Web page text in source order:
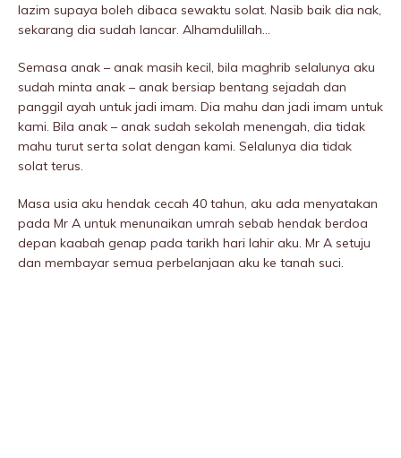
lazim supaya boleh dibaca sewaktu solat. Nasib baik dia nak,
sekarang dia sudah lancar. Alhamdulillah…
Semasa anak – anak masih kecil, bila maghrib selalunya aku
sudah minta anak – anak bersiap bentang sejadah dan
panggil ayah untuk jadi imam. Dia mahu dan jadi imam untuk
kami. Bila anak – anak sudah sekolah menengah, dia tidak
mahu turut serta solat dengan kami. Selalunya dia tidak
solat terus.
Masa usia aku hendak cecah 40 tahun, aku ada menyatakan
pada Mr A untuk menunaikan umrah sebab hendak berdoa
depan kaabah genap pada tarikh hari lahir aku. Mr A setuju
dan membayar semua perbelanjaan aku ke tanah suci.